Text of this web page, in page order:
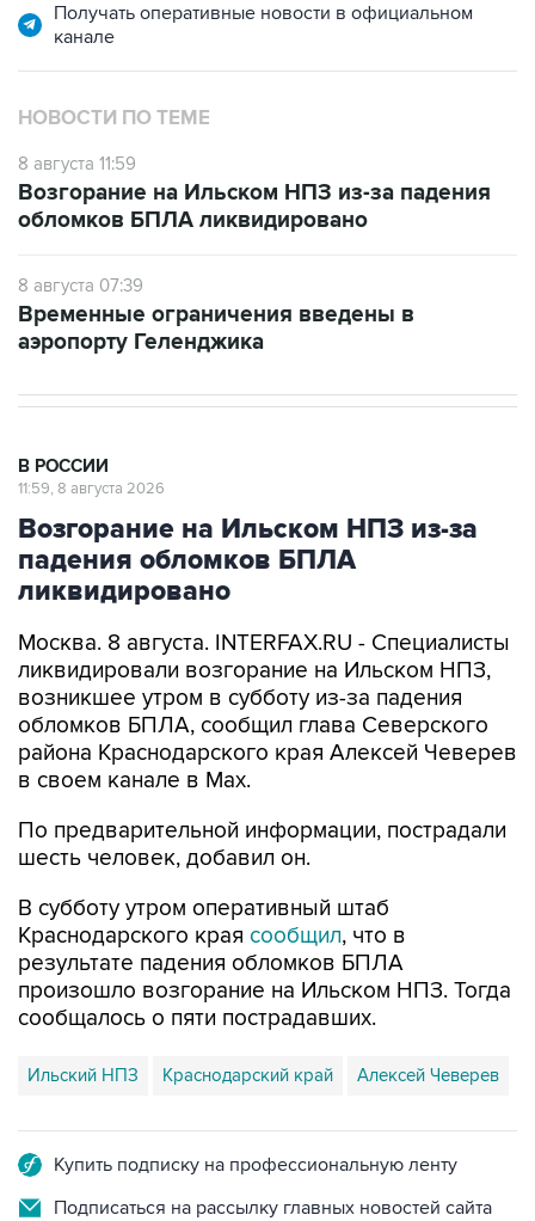
Получать оперативные новости в официальном
канале
НОВОСТИ ПО ТЕМЕ
8 августа 11:59
Возгорание на Ильском НПЗ из-за падения
обломков БПЛА ликвидировано
8 августа 07:39
Временные ограничения введены в
аэропорту Геленджика
В РОССИИ
11:59, 8 августа 2026
Возгорание на Ильском НПЗ из-за
падения обломков БПЛА
ликвидировано
Москва. 8 августа. INTERFAX.RU - Специалисты
ликвидировали возгорание на Ильском НПЗ,
возникшее утром в субботу из-за падения
обломков БПЛА, сообщил глава Северского
района Краснодарского края Алексей Чеверев
в своем канале в Max.
По предварительной информации, пострадали
шесть человек, добавил он.
В субботу утром оперативный штаб
Краснодарского края сообщил, что в
результате падения обломков БПЛА
произошло возгорание на Ильском НПЗ. Тогда
сообщалось о пяти пострадавших.
Ильский НПЗ Краснодарский край Алексей Чеверев
Купить подписку на профессиональную ленту
Подписаться на рассылку главных новостей сайта